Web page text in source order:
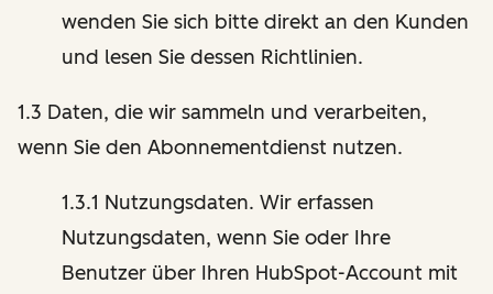
wenden Sie sich bitte direkt an den Kunden
und lesen Sie dessen Richtlinien.
1.3 Daten, die wir sammeln und verarbeiten,
wenn Sie den Abonnementdienst nutzen.
1.3.1 Nutzungsdaten. Wir erfassen
Nutzungsdaten, wenn Sie oder Ihre
Benutzer über Ihren HubSpot-Account mit